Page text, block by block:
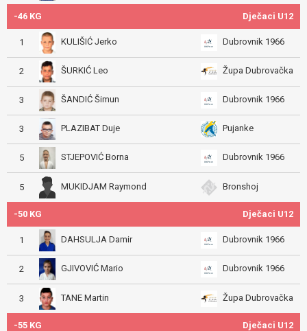
-46 KG Dječaci U12
1 KULIŠIĆ Jerko Dubrovnik 1966
2 ŠURKIĆ Leo Župa Dubrovačka
3 ŠANDIĆ Šimun Dubrovnik 1966
3 PLAZIBAT Duje Pujanke
5 STJEPOVIĆ Borna Dubrovnik 1966
5 MUKIDJAM Raymond Bronshoj
-50 KG Dječaci U12
1 DAHSULJA Damir Dubrovnik 1966
2 GJIVOVIĆ Mario Dubrovnik 1966
3 TANE Martin Župa Dubrovačka
-55 KG Dječaci U12